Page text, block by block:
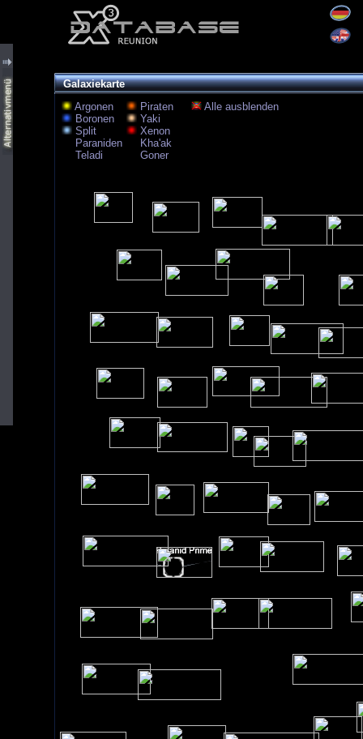
Galaxiekarte